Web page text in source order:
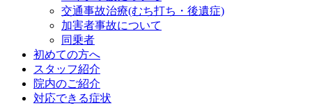
交通事故治療(むち打ち・後遺症)
加害者事故について
同乗者
初めての方へ
スタッフ紹介
院内のご紹介
対応できる症状